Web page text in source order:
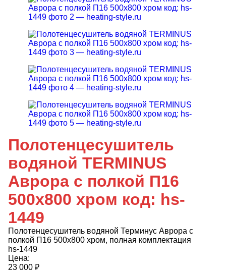
Полотенцесушитель
водяной TERMINUS
Аврора с полкой П16
500х800 хром код: hs-
1449
Полотенцесушитель водяной Терминус Аврора с
полкой П16 500х800 хром, полная комплектация
hs-1449
Цена:
23 000 ₽